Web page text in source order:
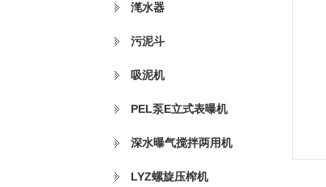
滗水器
污泥斗
吸泥机
PEL泵E立式表曝机
深水曝气搅拌两用机
LYZ螺旋压榨机